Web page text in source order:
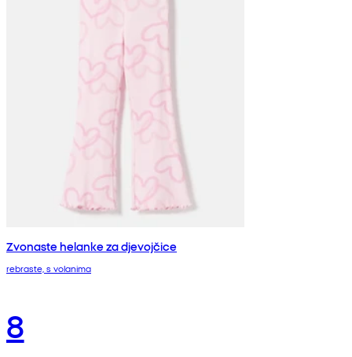
Zvonaste helanke za djevojčice
rebraste, s volanima
8